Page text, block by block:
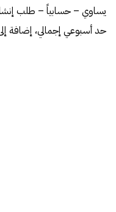
يساوي – حسابياً – طلب
حد أسبوعي إجمالي،